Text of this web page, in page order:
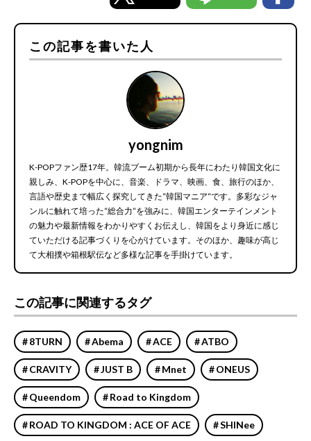
この記事を書いた人
yongnim
K-POPファン歴17年。韓流ブーム初期から長年にわたり韓国文化に
親しみ、K-POPを中心に、音楽、ドラマ、映画、食、旅行のほか、
言語や歴史まで幅広く探究してきた“韓国マニア“です。多彩なジャ
ンルに触れて培った“総合力“を強みに、韓国エンターテインメント
の魅力や最新情報をわかりやすくお伝えし、韓国をより身近に感じ
ていただける記事づくりを心がけています。そのほか、趣味が高じ
て大相撲や箱根駅伝など多様な記事を手掛けています。
この記事に関連するタグ
8TURN Abema ACE ATBO
CRAVITY JUST B Mnet ONEUS
Queendom Road to Kingdom
ROAD TO KINGDOM : ACE OF ACE SHINee